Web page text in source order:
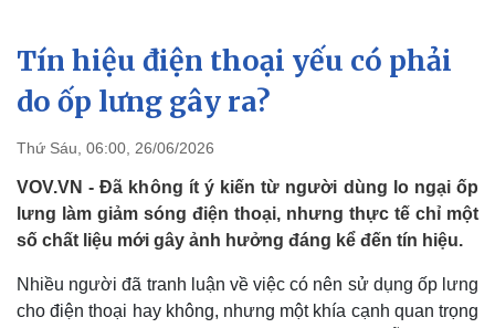
Chính trị
Đảng
Tổ chức nhân sự
Nhận diện sự thật
Xã hội
Tin 24h
Việc làm
Biển đảo
Tín hiệu điện thoại yếu có phải
do ốp lưng gây ra?
Thứ Sáu, 06:00, 26/06/2026
VOV.VN - Đã không ít ý kiến từ người dùng lo ngại ốp
lưng làm giảm sóng điện thoại, nhưng thực tế chỉ một
số chất liệu mới gây ảnh hưởng đáng kể đến tín hiệu.
Nhiều người đã tranh luận về việc có nên sử dụng ốp lưng
cho điện thoại hay không, nhưng một khía cạnh quan trọng